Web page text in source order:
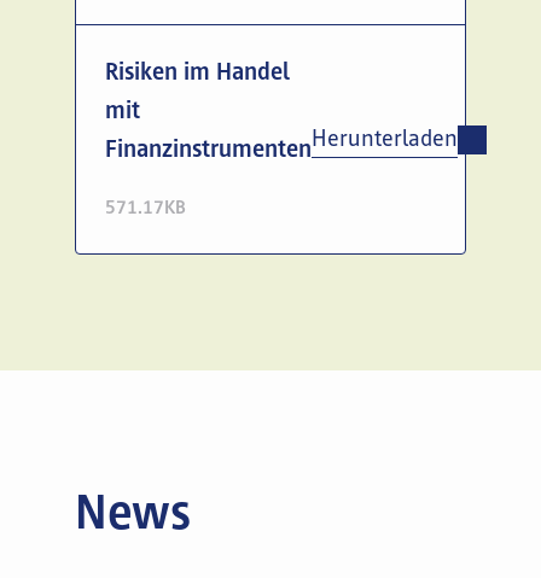
Risiken im Handel
mit
Finanzinstrumenten
571.17KB
Herunterladen
News